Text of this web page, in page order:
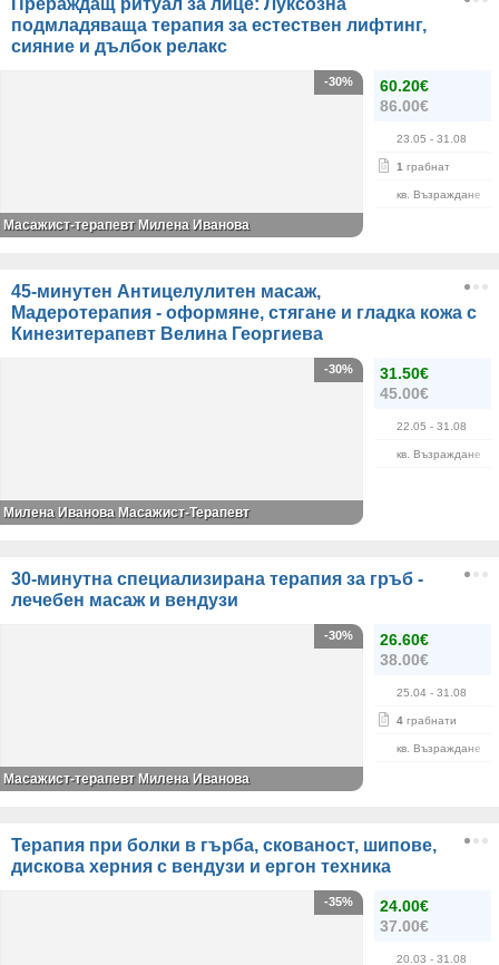
Прераждащ ритуал за лице: Луксозна
подмладяваща терапия за естествен лифтинг,
сияние и дълбок релакс
60.20€
86.00€
23.05 - 31.08
1 грабнат
кв. Възраждане
-30%
Масажист-терапевт Милена Иванова
45-минутен Антицелулитен масаж,
Мадеротерапия - оформяне, стягане и гладка кожа с
Кинезитерапевт Велина Георгиева
31.50€
45.00€
22.05 - 31.08
кв. Възраждане
-30%
Милена Иванова Масажист-Терапевт
30-минутна специализирана терапия за гръб -
лечебен масаж и вендузи
26.60€
38.00€
25.04 - 31.08
4 грабнати
кв. Възраждане
-30%
Масажист-терапевт Милена Иванова
Терапия при болки в гърба, скованост, шипове,
дискова херния с вендузи и ергон техника
24.00€
37.00€
20.03 - 31.08
-35%